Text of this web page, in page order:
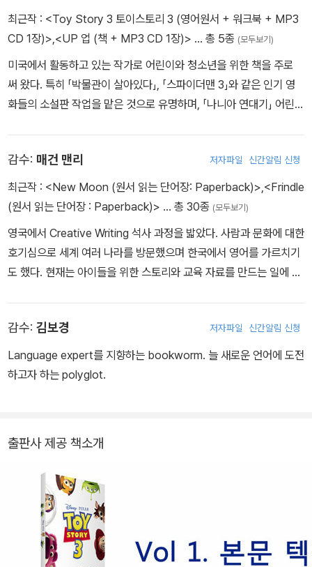
감들을 만나고 아이들과 즐겁게 놀 기대에 부풀지만 현실은 사뭇 다
르다. 그 사이 홀로 탁아소 밖으로 나오게 된 우디. 과연 우디는 친구
들을 구해내고 친구들과 함께 앤디에게 돌아갈 수 있을까?
최근작 : <Toy Story 3 토이스토리 3 (영어원서 + 워크북 + MP3
CD 1장)>,<UP 업 (책 + MP3 CD 1장)> … 총 5종 (모두보기)
미국에서 활동하고 있는 작가로 어린이와 청소년을 위한 책을 주로
써 왔다. 특히 「박물관이 살아있다」, 「스파이더맨 3」와 같은 인기 영
화들의 소설판 작업을 맡은 것으로 유명하며, 「나니아 연대기」 어린이
감수: 매건 맨리 저자파일 신간알림 신청
최근작 : <New Moon (원서 읽는 단어장: Paperback)>,<Frindle
(원서 읽는 단어장 : Paperback)> … 총 30종 (모두보기)
영국에서 Creative Writing 석사 과정을 밟았다. 사람과 문화에 대한
호기심으로 세계 여러 나라를 방문했으며 한국에서 영어를 가르치기
도 했다. 현재는 아이들을 위한 스토리와 교육 자료를 만드는 일에 열
감수: 김보경 저자파일 신간알림 신청
Language expert를 지향하는 bookworm. 늘 새로운 언어에 도전
하고자 하는 polyglot.
출판사 제공 책소개